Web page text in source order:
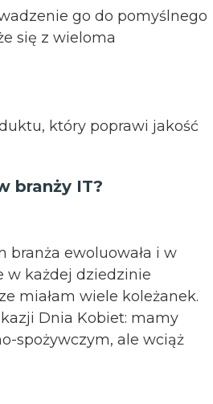
go do pomyślnego
się z wieloma
który poprawi jakość
branży IT?
branża ewoluowała i w
w każdej dziedzinie
miałam wiele koleżanek.
Dnia Kobiet: mamy
spożywczym, ale wciąż